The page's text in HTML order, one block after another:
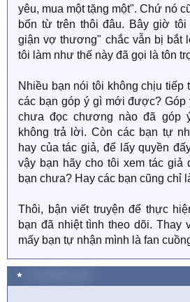
yêu, mua một tặng một". Chứ nó
bốn từ trên thôi đâu. Bây giờ
giận vợ thương" chắc vẫn bị bắt
tôi làm như thế này đã gọi là tôn
Nhiều bạn nói tôi không chịu tiếp
các bạn góp ý gì mới được? Góp
chưa đọc chương nào đã góp
không trả lời. Còn các bạn tự
hay của tác giả, để lấy quyền
vậy bạn hãy cho tôi xem tác giả
bạn chưa? Hay các bạn cũng chỉ
Thôi, bận viết truyện để thực
bạn đã nhiệt tình theo dõi. Thay
mấy bạn tự nhận mình là fan
★